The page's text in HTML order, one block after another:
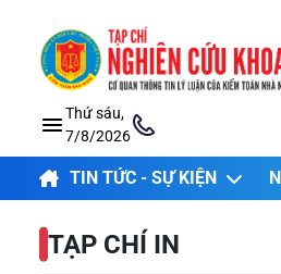
Thứ sáu,
7/8/2026
TIN TỨC - SỰ KIỆN
TẠP CHÍ IN